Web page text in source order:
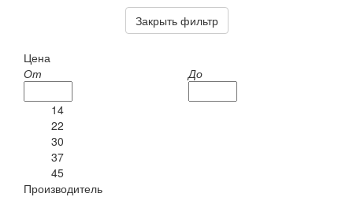
Закрыть фильтр
Цена
От
До
14
22
30
37
45
Производитель